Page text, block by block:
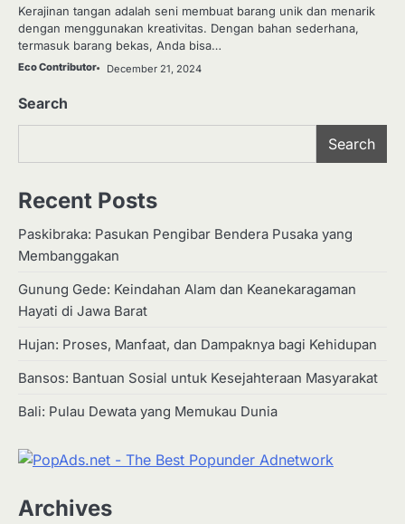
Kerajinan tangan adalah seni membuat barang unik dan menarik
dengan menggunakan kreativitas. Dengan bahan sederhana,
termasuk barang bekas, Anda bisa…
Eco Contributor December 21, 2024
Search
Search
Recent Posts
Paskibraka: Pasukan Pengibar Bendera Pusaka yang
Membanggakan
Gunung Gede: Keindahan Alam dan Keanekaragaman
Hayati di Jawa Barat
Hujan: Proses, Manfaat, dan Dampaknya bagi Kehidupan
Bansos: Bantuan Sosial untuk Kesejahteraan Masyarakat
Bali: Pulau Dewata yang Memukau Dunia
Archives